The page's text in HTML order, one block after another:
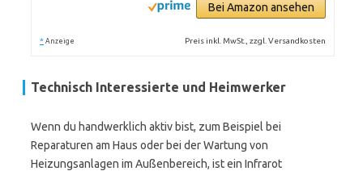
Bei Amazon ansehen
* Anzeige Preis inkl. MwSt., zzgl. Versandkosten
Technisch Interessierte und Heimwerker
Wenn du handwerklich aktiv bist, zum Beispiel bei
Reparaturen am Haus oder bei der Wartung von
Heizungsanlagen im Außenbereich, ist ein Infrarot